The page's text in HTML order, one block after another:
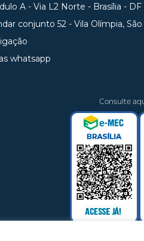
A - Via L2 Norte - Brasília -
conjunto 52 - Vila Olímpia,
whatsapp
Consulte